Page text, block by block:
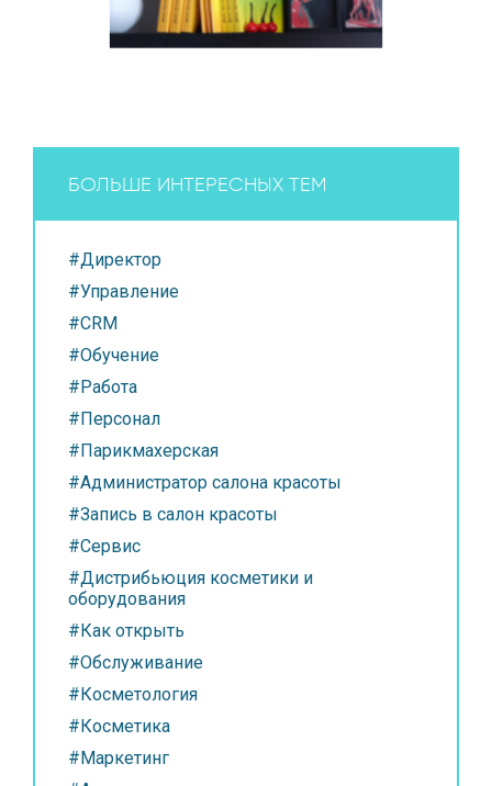
БОЛЬШЕ ИНТЕРЕСНЫХ ТЕМ
#Директор
#Управление
#CRM
#Обучение
#Работа
#Персонал
#Парикмахерская
#Администратор салона красоты
#Запись в салон красоты
#Сервис
#Дистрибьюция косметики и
оборудования
#Как открыть
#Обслуживание
#Косметология
#Косметика
#Маркетинг